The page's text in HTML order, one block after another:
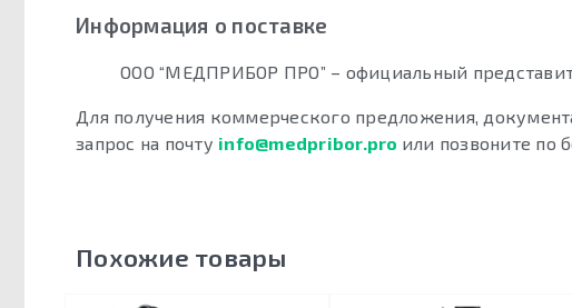
Информация о поставке
ООО “МЕДПРИБОР ПРО” – официальный
Для получения коммерческого предложения,
запрос на почту info@medpribor.pro или позвоните по
Похожие товары